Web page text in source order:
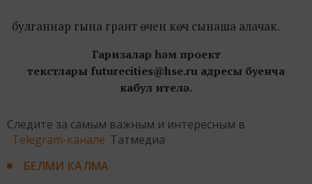
булганнар гына грант өчен көч сынаша алачак.
Гаризалар һәм проект
текстлары futurecities@hse.ru адресы буенча
кабул ителә.
Следите за самым важным и интересным в
Telegram-канале Татмедиа
БЕЛМИ КАЛМА